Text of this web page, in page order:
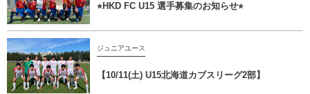
⭐︎HKD FC U15 選手募集のお知らせ⭐︎
ジュニアユース
【10/11(土) U15北海道カブスリーグ2部】